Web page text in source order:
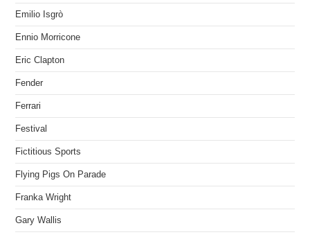
Emilio Isgrò
Ennio Morricone
Eric Clapton
Fender
Ferrari
Festival
Fictitious Sports
Flying Pigs On Parade
Franka Wright
Gary Wallis